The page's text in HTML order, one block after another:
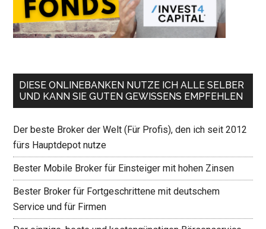
DIESE ONLINEBANKEN NUTZE ICH ALLE SELBER
UND KANN SIE GUTEN GEWISSENS EMPFEHLEN
Der beste Broker der Welt (Für Profis), den ich seit 2012
fürs Hauptdepot nutze
Bester Mobile Broker für Einsteiger mit hohen Zinsen
Bester Broker für Fortgeschrittene mit deutschem
Service und für Firmen